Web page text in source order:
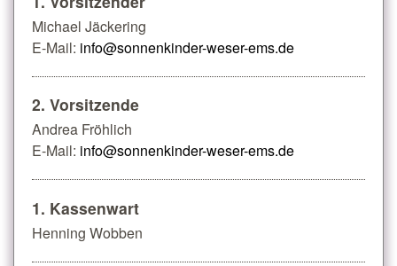
Michael Jäckering
E-Mail: info@sonnenkinder-weser-ems.de
2. Vorsitzende
Andrea Fröhlich
E-Mail: info@sonnenkinder-weser-ems.de
1. Kassenwart
Henning Wobben